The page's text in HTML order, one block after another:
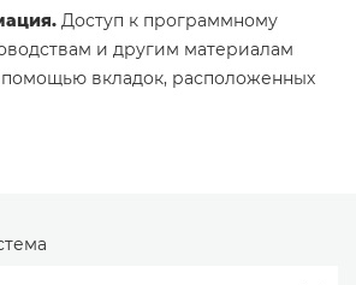
Доступ к программному
и другим материалам
вкладок, расположенных